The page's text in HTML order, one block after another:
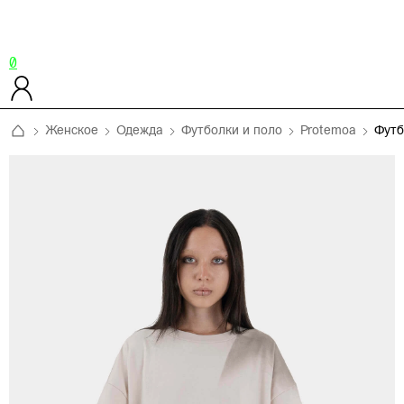
0
Женское Одежда Футболки и поло Protemoa